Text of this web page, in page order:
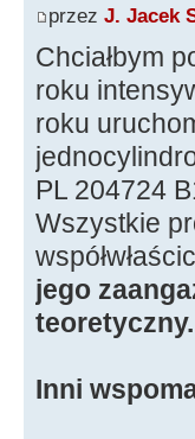
przez J. Jacek
Chciałbym
roku
roku
PL 204724
Wszystkie
jego
teoretyczny.
Inni